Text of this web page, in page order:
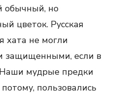
обычный, но
цветок. Русская
хата не могли
защищенными, если в
мудрые предки
пользовались